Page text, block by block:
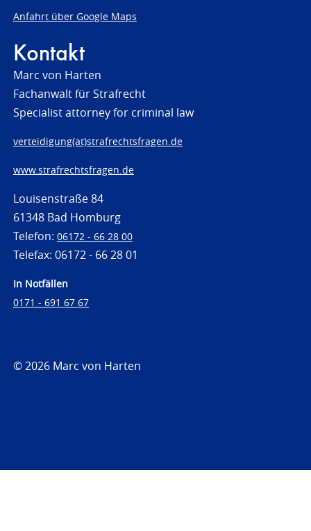
Anfahrt über Google Maps
Kontakt
Marc von Harten
Fachanwalt für Strafrecht
Specialist attorney for criminal law
verteidigung(at)strafrechtsfragen.de
www.strafrechtsfragen.de
Louisenstraße 84
61348 Bad Homburg
Telefon: 06172 - 66 28 00
Telefax: 06172 - 66 28 01
In Notfällen
0171 - 691 67 67
© 2026 Marc von Harten